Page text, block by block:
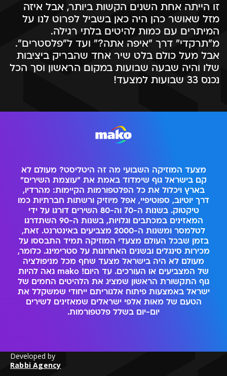
זו הייתה אחת השנים הקשות ביותר, אבל איזה
מזל שאושר כהן היה כאן בשביל לפרוט לנו על
המיתרים עם כמות להיטים בלתי רגילה.
מ"תרקדי" דרך "איפה אתה?" ועד ל"פלסטרים".
אבל מעל כולם בלט שיר אחד שהבריק ביציבות
שלו והיה שבעה שבועות במקום הראשון וסך הכל
נכנס 33 שבועות למצעד!
מצעד המוזיקה השבועי מה זה היטליסט? מעולם לא
קם בישראל גוף שימדוד באמת את "עוצמת השירים"
בארץ ויכלול את כל הפלטפורמות הקיימות: מהרדיו,
דרך יוטיוב, ספוטיפיי, אפל מיוזיק ורשתות חברתיות כמו
טיקטוק. בשנות ה-70 וה-80 השירים דורגו על ידי
המאזינים במכתבים וגלויות, בשנות ה-90 השתדרגו
לטלמסר ומשנות ה-2000 מצביעים באינטרנט. זאת,
בזמן שבכל העולם מצעדי המוזיקה תמיד התבססו על
מכירות סינגלים ובשנים האחרונות על סטרימינג. כלומר,
מעולם לא היה בישראל מצעד שחף מכל מניפולציה
של המצביעים או העורכים. עד היום! mako גאה להיות
גוף התקשורת הראשון שמציג את הלהיטים החמים של
ישראל באמצעות פיתוח אלגוריתם ייחודי שמשקלל את
הטעם של מאות אלפי ישראלים שמאזינים לשירים
יום-יום בשלל פלטפורמות.
Developed by
Rabbi Agency